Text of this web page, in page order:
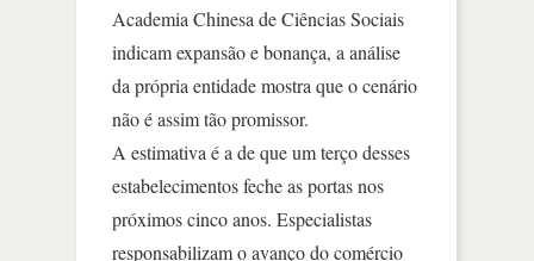
Academia Chinesa de Ciências Sociais
indicam expansão e bonança, a análise
da própria entidade mostra que o cenário
não é assim tão promissor.
A estimativa é a de que um terço desses
estabelecimentos feche as portas nos
próximos cinco anos. Especialistas
responsabilizam o avanço do comércio